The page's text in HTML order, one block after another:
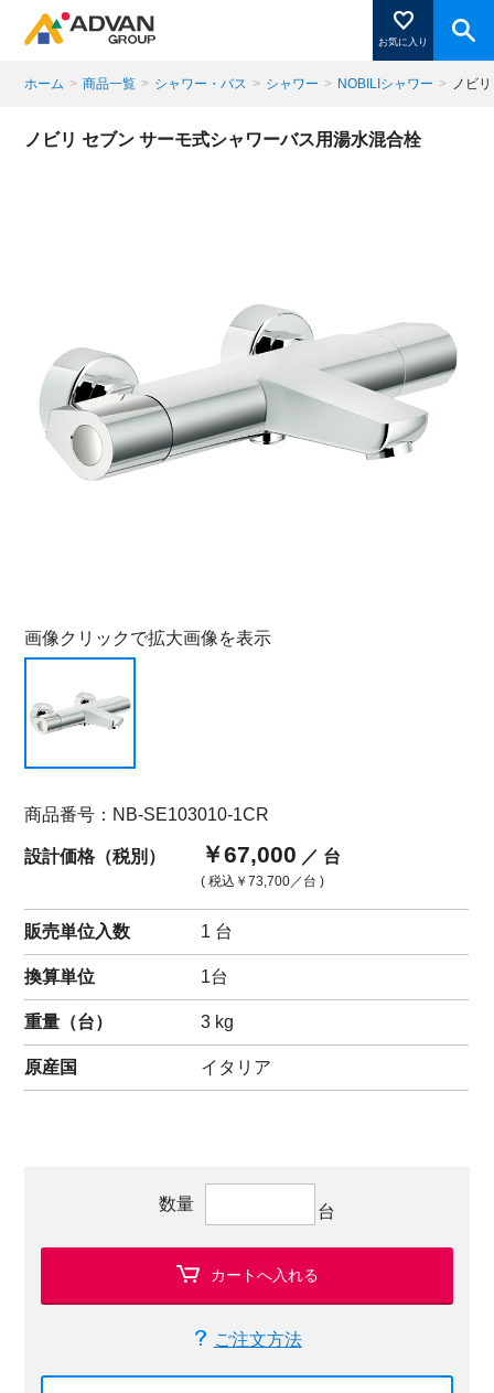
お気に入り
商品ページにある「お気に入り登録」を押すと登録した
ホーム > 商品一覧 > シャワー・バス > シャワー > NOBILIシャワー > ノビ
ノビリ セブン サーモ式シャワーバス用湯水混合栓
画像クリックで拡大画像を表示
商品番号：NB-SE103010-1CR
設計価格（税別） ￥67,000 ／ 台
( 税込 ￥73,700／台 )
販売単位入数 1 台
換算単位 1台
重量（台） 3 kg
原産国 イタリア
数量 台
カートへ入れる
ご注文方法